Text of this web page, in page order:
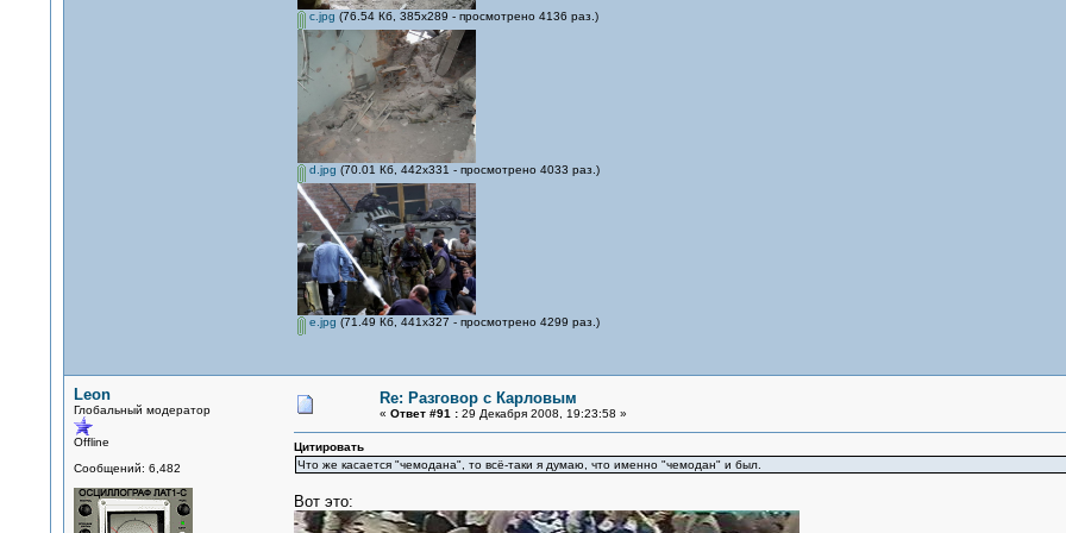
c.jpg (76.54 Кб, 385x289 - просмотрено 4136 раз.)
d.jpg (70.01 Кб, 442x331 - просмотрено 4033 раз.)
e.jpg (71.49 Кб, 441x327 - просмотрено 4299 раз.)
Leon
Глобальный модератор
Offline
Сообщений: 6,482
Re: Разговор с Карловым
« Ответ #91 :29 Декабря 2008, 19:23:58 »
Цитировать
Что же касается "чемодана", то всё-таки я думаю, что именно "чемодан" и был.
Вот это: